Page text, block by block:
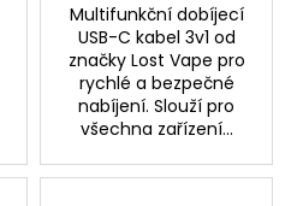
Multifunkční dobíjecí
USB-C kabel 3v1 od
značky Lost Vape pro
rychlé a bezpečné
nabíjení. Slouží pro
všechna zařízení...